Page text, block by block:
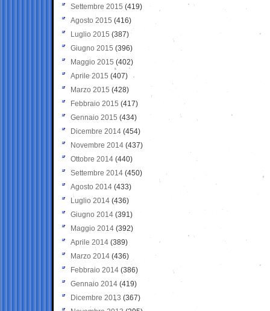
Settembre 2015 (419)
Agosto 2015 (416)
Luglio 2015 (387)
Giugno 2015 (396)
Maggio 2015 (402)
Aprile 2015 (407)
Marzo 2015 (428)
Febbraio 2015 (417)
Gennaio 2015 (434)
Dicembre 2014 (454)
Novembre 2014 (437)
Ottobre 2014 (440)
Settembre 2014 (450)
Agosto 2014 (433)
Luglio 2014 (436)
Giugno 2014 (391)
Maggio 2014 (392)
Aprile 2014 (389)
Marzo 2014 (436)
Febbraio 2014 (386)
Gennaio 2014 (419)
Dicembre 2013 (367)